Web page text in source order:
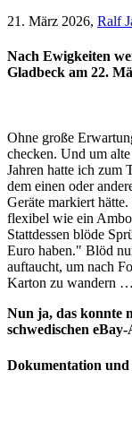
21. März 2026, Ralf
Nach Ewigkeiten
Gladbeck am 22.
Ohne große
checken. Und um
Jahren hatte ich zum
dem einen oder
Geräte markiert
flexibel wie ein
Stattdessen blöde
Euro haben." Blöd
auftaucht, um nach
Karton zu wandern …
Nun ja, das konnte
schwedischen
Dokumentation und